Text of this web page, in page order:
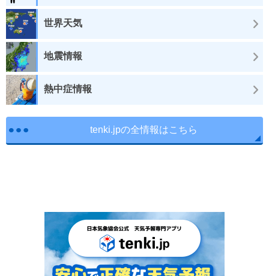
世界天気
地震情報
熱中症情報
tenki.jpの全情報はこちら